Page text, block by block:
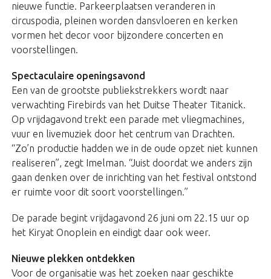
nieuwe functie. Parkeerplaatsen veranderen in
circuspodia, pleinen worden dansvloeren en kerken
vormen het decor voor bijzondere concerten en
voorstellingen.
Spectaculaire openingsavond
Een van de grootste publiekstrekkers wordt naar
verwachting Firebirds van het Duitse Theater Titanick.
Op vrijdagavond trekt een parade met vliegmachines,
vuur en livemuziek door het centrum van Drachten.
“Zo’n productie hadden we in de oude opzet niet kunnen
realiseren”, zegt Imelman. “Juist doordat we anders zijn
gaan denken over de inrichting van het festival ontstond
er ruimte voor dit soort voorstellingen.”
De parade begint vrijdagavond 26 juni om 22.15 uur op
het Kiryat Onoplein en eindigt daar ook weer.
Nieuwe plekken ontdekken
Voor de organisatie was het zoeken naar geschikte